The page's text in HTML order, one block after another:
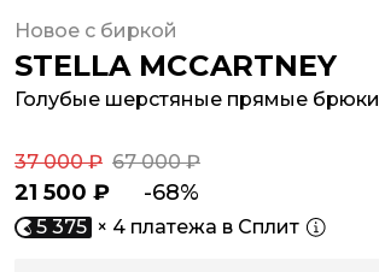
STELLA MCCARTNEY
Голубые шерстяные прямые брюки
Новое с биркой
21 500 ₽ -68%
37 000 ₽ 67 000 ₽
5 375 × 4 платежа в Сплит